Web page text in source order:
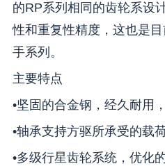
的RP系列相同的齿轮系设
性和重复性精度，这也是
手系列。
主要特点
•坚固的合金钢，经久耐用
•轴承支持方驱所承受的载
•多级行星齿轮系统，优化